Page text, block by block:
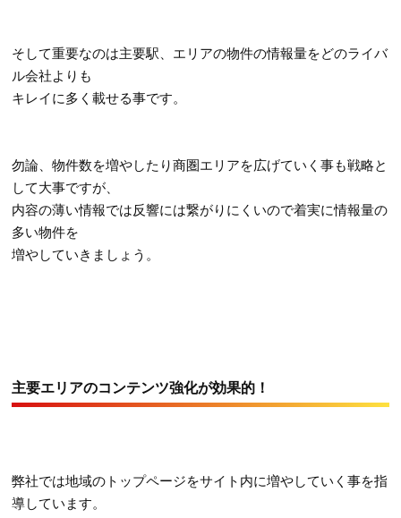
そして重要なのは主要駅、エリアの物件の情報量をどのライバ
ル会社よりも
キレイに多く載せる事です。
勿論、物件数を増やしたり商圏エリアを広げていく事も戦略と
して大事ですが、
内容の薄い情報では反響には繋がりにくいので着実に情報量の
多い物件を
増やしていきましょう。
主要エリアのコンテンツ強化が効果的！
弊社では地域のトップページをサイト内に増やしていく事を指
導しています。